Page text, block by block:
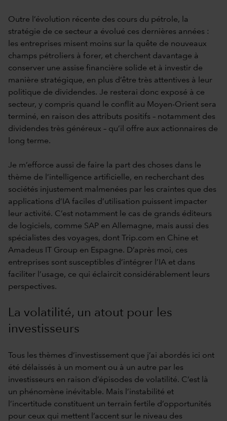
Outre l’évolution récente des cours du pétrole, la
stratégie de ce secteur a évolué ces dernières années :
les entreprises misent moins sur la quête de nouveaux
champs pétroliers à forer, et cherchent davantage à
conserver une assise financière solide et à investir de
manière stratégique, en plus d’être très attentives à leur
politique de dividendes. Je resterai donc exposé à ce
secteur, y compris quand le conflit au Moyen-Orient sera
terminé, en raison des attributs positifs – notamment des
dividendes très généreux – qu’il offre aux actionnaires de
long terme.
Je m’efforce aussi de faire la part des choses dans le
thème de l’intelligence artificielle, en recherchant des
sociétés injustement malmenées par les craintes que des
applications d’IA faciles d’utilisation puissent impacter
leur activité. C’est notamment le cas de grands éditeurs
de logiciels, comme SAP en Allemagne, mais aussi des
spécialistes des voyages, dont Trip.com en Chine et
Amadeus IT Group en Espagne. D’après moi, ces
entreprises sont susceptibles d’intégrer l’IA et dans
faciliter l’usage, ce qui éclaircit considérablement leurs
perspectives.
La volatilité, un atout pour les
investisseurs
Tous les thèmes d’investissement que j’ai abordés ici ont
été délaissés à un moment ou à un autre par les
investisseurs en raison d’épisodes de volatilité. C’est là
un phénomène inévitable. Mais l’instabilité et
l’incertitude constituent un terrain fertile d’opportunités
pour ceux qui mettent l’accent sur le niveau des